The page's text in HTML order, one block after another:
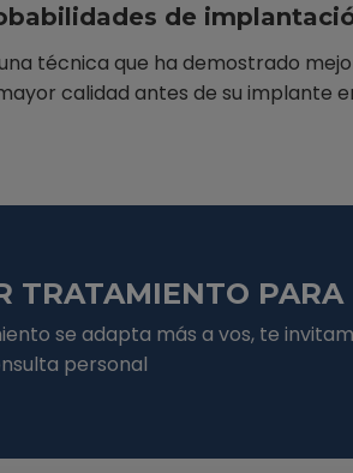
de
técnica que ha demostrado
calidad antes de su implante
TRATAMIENTO PARA
se adapta más a vos, te
personal